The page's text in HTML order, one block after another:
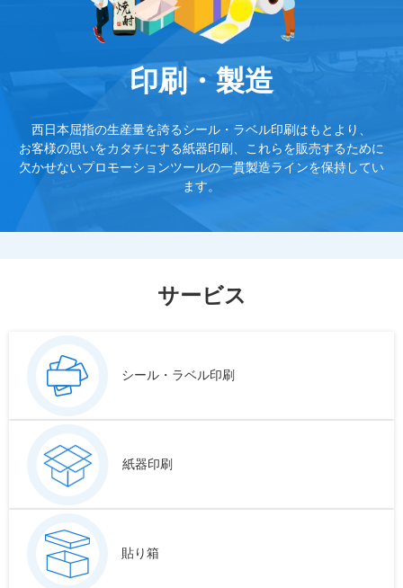
印刷・製造
西日本屈指の生産量を誇るシール・ラベル印刷はもとより、
お客様の思いをカタチにする紙器印刷、これらを販売するために
欠かせないプロモーションツールの一貫製造ラインを保持してい
ます。
サービス
シール・ラベル印刷
紙器印刷
貼り箱